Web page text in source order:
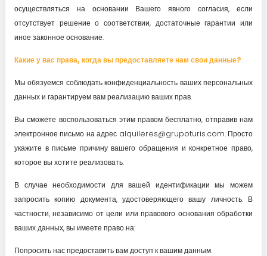
осуществляться на основании Вашего явного согласия, если
отсутствует решение о соответствии, достаточные гарантии или
иное законное основание.
Какие у вас права, когда вы предоставляете нам свои данные?
Мы обязуемся соблюдать конфиденциальность ваших персональных
данных и гарантируем вам реализацию ваших прав.
Вы сможете воспользоваться этим правом бесплатно, отправив нам
электронное письмо на адрес alquileres@grupoturis.com. Просто
укажите в письме причину вашего обращения и конкретное право,
которое вы хотите реализовать.
В случае необходимости для вашей идентификации мы можем
запросить копию документа, удостоверяющего вашу личность. В
частности, независимо от цели или правового основания обработки
ваших данных, вы имеете право на:
Попросить нас предоставить вам доступ к вашим данным.